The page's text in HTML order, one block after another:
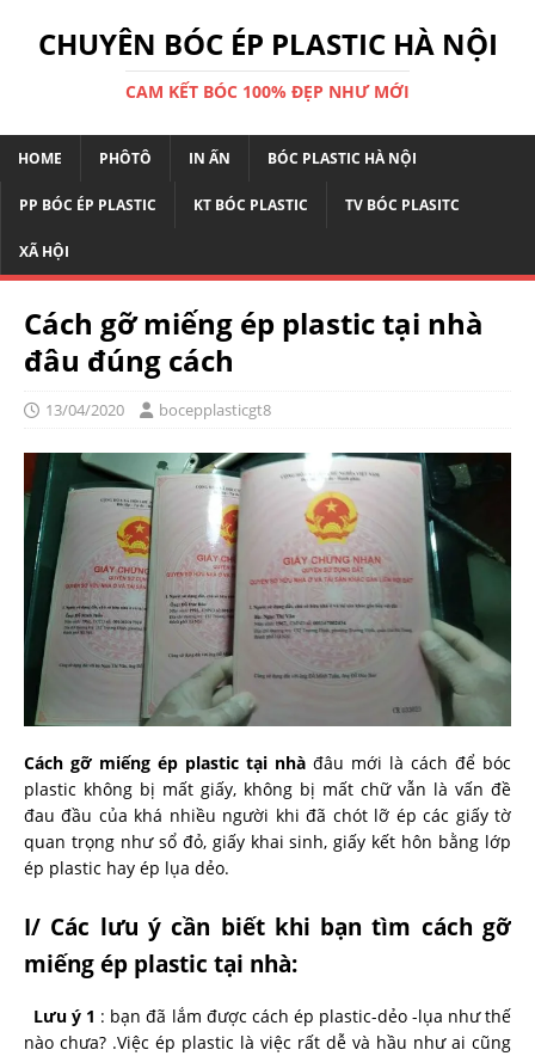
CHUYÊN BÓC ÉP PLASTIC HÀ NỘI
CAM KẾT BÓC 100% ĐẸP NHƯ MỚI
HOME PHÔTÔ IN ẤN BÓC PLASTIC HÀ NỘI
PP BÓC ÉP PLASTIC KT BÓC PLASTIC TV BÓC PLASITC
XÃ HỘI
Cách gỡ miếng ép plastic tại nhà
đâu đúng cách
13/04/2020 bocepplasticgt8
Cách gỡ miếng ép plastic tại nhà đâu mới là cách để bóc
plastic không bị mất giấy, không bị mất chữ vẫn là vấn đề
đau đầu của khá nhiều người khi đã chót lỡ ép các giấy tờ
quan trọng như sổ đỏ, giấy khai sinh, giấy kết hôn bằng lớp
ép plastic hay ép lụa dẻo.
I/ Các lưu ý cần biết khi bạn tìm cách gỡ
miếng ép plastic tại nhà:
Lưu ý 1 : bạn đã lắm được cách ép plastic-dẻo -lụa như thế
nào chưa? .Việc ép plastic là việc rất dễ và hầu như ai cũng